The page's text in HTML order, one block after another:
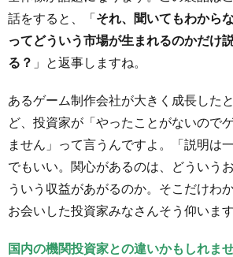
話をすると、「それ、聞いてもわから
ってどういう市場が生まれるのかだけ
る？ 」と返事しますね。
あるゲーム制作会社が大きく成長した
ど、投資家が「やったことがないので
ません」って言うんですよ。「説明は
でもいい。関心があるのは、どういう
ういう収益があがるのか。そこだけわ
お会いした投資家みなさんそう仰います
国内の機関投資家との違いかもしれま